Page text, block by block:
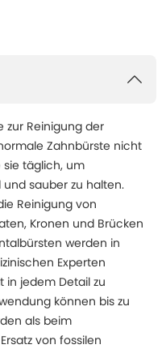
zur Reinigung der
Zahnbürste nicht
sie täglich, um
sauber zu halten.
Reinigung von
Kronen und Brücken
werden in
Experten
in jedem Detail zu
können bis zu
als beim
von fossilen